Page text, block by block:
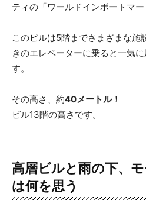
ティの「ワールドインポートマー
このビルは5階までさまざまな施
きのエレベーターに乗ると一気
す。
その高さ、約40メートル！
ビル13階の高さです。
高層ビルと雨の下、
は何を思う